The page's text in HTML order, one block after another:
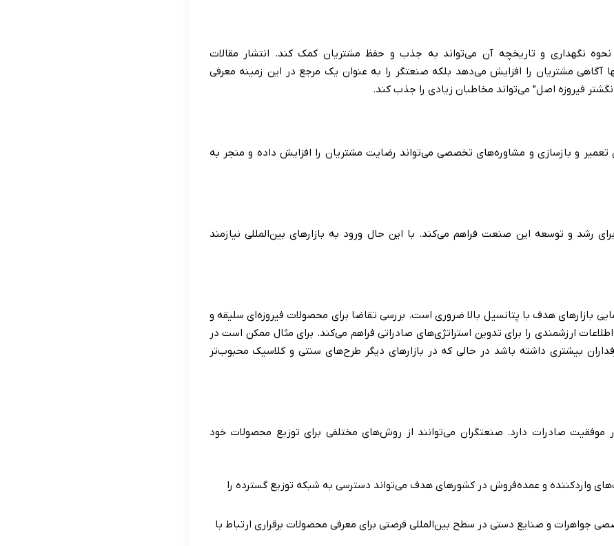
نگهداری و تاریخچه آن می‌تواند به جذب و حفظ مشتریان کمک کند. انتشار مقالات
آگاهی مشتریان را افزایش می‌دهد بلکه صنعتگر را به عنوان یک مرجع در این زمینه معرفی
فیروزه اصل” می‌تواند مخاطبان زیادی را جذب کند.
و بازسازی و مشاوره‌های تخصصی می‌تواند رضایت مشتریان را افزایش داده و منجر به
رشد و توسعه این صنعت فراهم می‌کند. با این حال ورود به بازارهای بین‌المللی نیازمند
بازارهای هدف با پتانسیل بالا ضروری است. بررسی تقاضا برای محصولات فیروزه‌ای سلیقه و
ارزشمندی را برای تدوین استراتژی‌های صادراتی فراهم می‌کند. برای مثال ممکن است در
بیشتری داشته باشد در حالی که در بازارهای دیگر طرح‌های سنتی و کلاسیک محبوب‌تر
صادرات دارد. صنعتگران می‌توانند از روش‌های مختلفی برای توزیع محصولات خود
واردکننده و عمده‌فروش در کشورهای هدف می‌تواند دسترسی به شبکه توزیع گسترده را
جواهرات و صنایع دستی در سطح بین‌المللی فرصتی برای معرفی محصولات برقراری ارتباط با